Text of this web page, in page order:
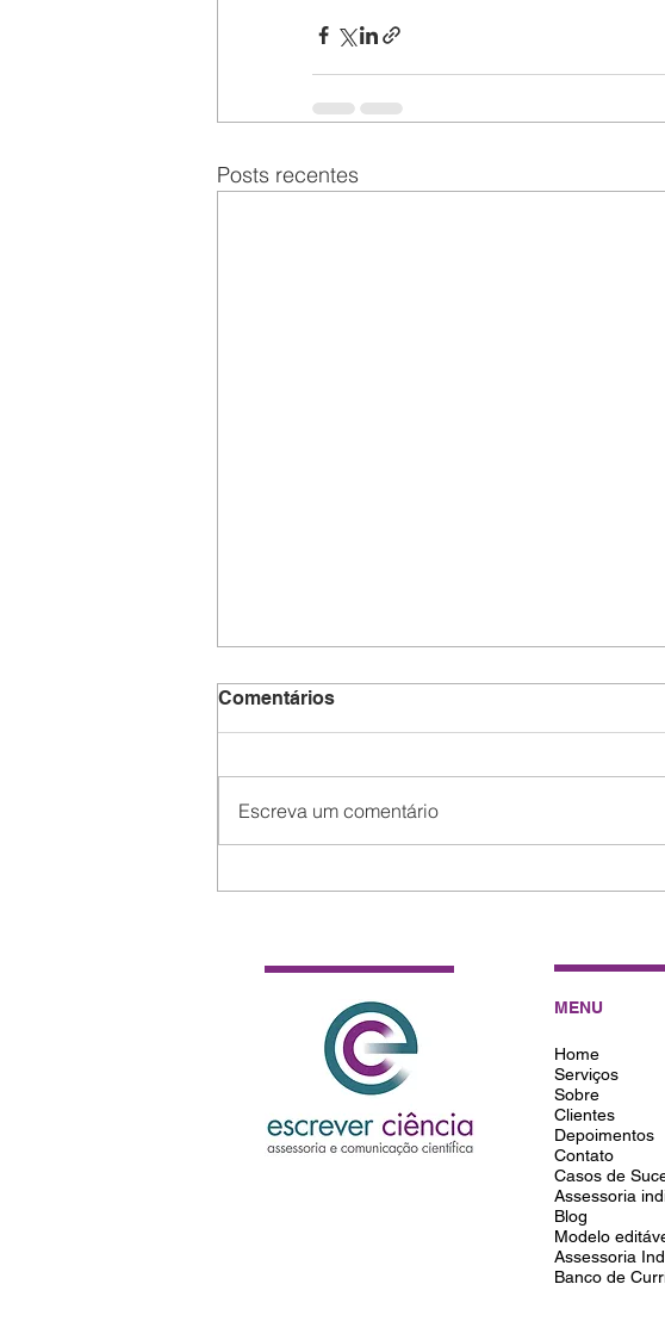
Posts recentes
Comentários
Escreva um comentário
MENU
Home
Serviços
Sobre
Clientes
Depoimentos
Contato
Casos de
Assessoria
Blog
Modelo
Assessoria
Banco de